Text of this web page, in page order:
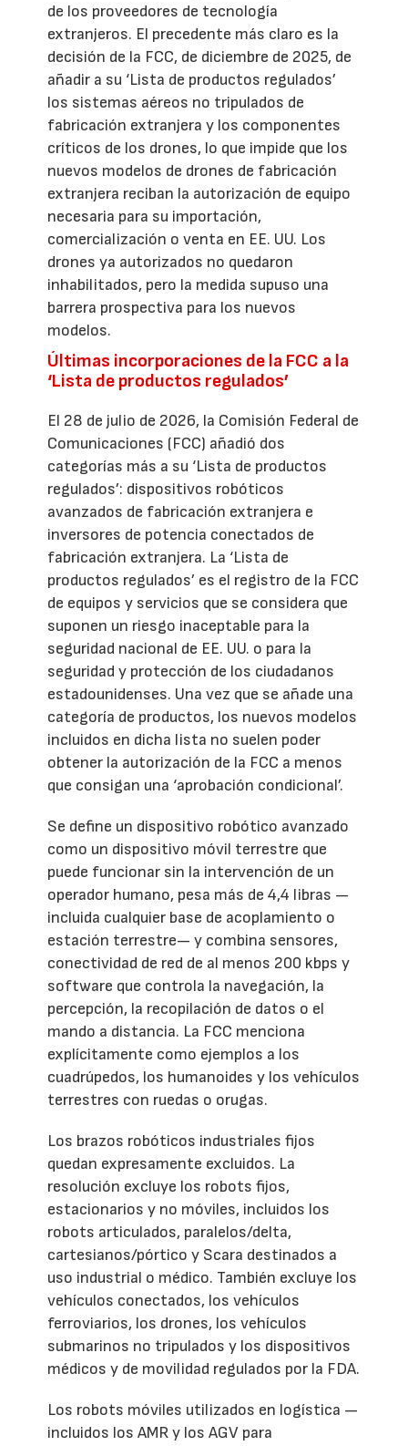
de los proveedores de tecnología
extranjeros. El precedente más claro es la
decisión de la FCC, de diciembre de 2025, de
añadir a su ‘Lista de productos regulados’
los sistemas aéreos no tripulados de
fabricación extranjera y los componentes
críticos de los drones, lo que impide que los
nuevos modelos de drones de fabricación
extranjera reciban la autorización de equipo
necesaria para su importación,
comercialización o venta en EE. UU. Los
drones ya autorizados no quedaron
inhabilitados, pero la medida supuso una
barrera prospectiva para los nuevos
modelos.
Últimas incorporaciones de la FCC a la
‘Lista de productos regulados’
El 28 de julio de 2026, la Comisión Federal de
Comunicaciones (FCC) añadió dos
categorías más a su ‘Lista de productos
regulados’: dispositivos robóticos
avanzados de fabricación extranjera e
inversores de potencia conectados de
fabricación extranjera. La ‘Lista de
productos regulados’ es el registro de la FCC
de equipos y servicios que se considera que
suponen un riesgo inaceptable para la
seguridad nacional de EE. UU. o para la
seguridad y protección de los ciudadanos
estadounidenses. Una vez que se añade una
categoría de productos, los nuevos modelos
incluidos en dicha lista no suelen poder
obtener la autorización de la FCC a menos
que consigan una ‘aprobación condicional’.
Se define un dispositivo robótico avanzado
como un dispositivo móvil terrestre que
puede funcionar sin la intervención de un
operador humano, pesa más de 4,4 libras —
incluida cualquier base de acoplamiento o
estación terrestre— y combina sensores,
conectividad de red de al menos 200 kbps y
software que controla la navegación, la
percepción, la recopilación de datos o el
mando a distancia. La FCC menciona
explícitamente como ejemplos a los
cuadrúpedos, los humanoides y los vehículos
terrestres con ruedas o orugas.
Los brazos robóticos industriales fijos
quedan expresamente excluidos. La
resolución excluye los robots fijos,
estacionarios y no móviles, incluidos los
robots articulados, paralelos/delta,
cartesianos/pórtico y Scara destinados a
uso industrial o médico. También excluye los
vehículos conectados, los vehículos
ferroviarios, los drones, los vehículos
submarinos no tripulados y los dispositivos
médicos y de movilidad regulados por la FDA.
Los robots móviles utilizados en logística —
incluidos los AMR y los AGV para